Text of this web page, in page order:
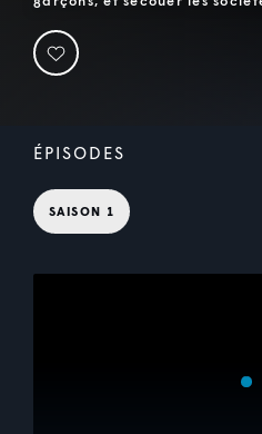
ÉPISODES
SAISON 1